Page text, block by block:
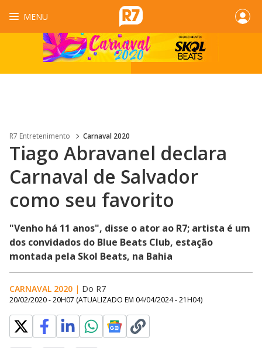
MENU
R7 Entretenimento Carnaval 2020
Tiago Abravanel declara
Carnaval de Salvador
como seu favorito
"Venho há 11 anos", disse o ator ao R7; artista é um
dos convidados do Blue Beats Club, estação
montada pela Skol Beats, na Bahia
CARNAVAL 2020 | Do R7
20/02/2020 - 20H07 (ATUALIZADO EM 04/04/2024 - 21H04)